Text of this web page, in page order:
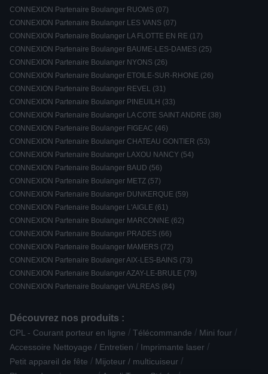
CONNEXION Partenaire Boulanger RUOMS (07)
CONNEXION Partenaire Boulanger LES VANS (07)
CONNEXION Partenaire Boulanger LA FLOTTE EN RE (17)
CONNEXION Partenaire Boulanger BAUME-LES-DAMES (25)
CONNEXION Partenaire Boulanger NYONS (26)
CONNEXION Partenaire Boulanger ETOILE-SUR-RHONE (26)
CONNEXION Partenaire Boulanger REVEL (31)
CONNEXION Partenaire Boulanger PINEUILH (33)
CONNEXION Partenaire Boulanger LA COTE SAINT ANDRE (38)
CONNEXION Partenaire Boulanger FIGEAC (46)
CONNEXION Partenaire Boulanger CHATEAU GONTIER (53)
CONNEXION Partenaire Boulanger LAXOU NANCY (54)
CONNEXION Partenaire Boulanger BAUD (56)
CONNEXION Partenaire Boulanger METZ (57)
CONNEXION Partenaire Boulanger DUNKERQUE (59)
CONNEXION Partenaire Boulanger L'AIGLE (61)
CONNEXION Partenaire Boulanger MARCONNE (62)
CONNEXION Partenaire Boulanger PRADES (66)
CONNEXION Partenaire Boulanger MAMERS (72)
CONNEXION Partenaire Boulanger AIX-LES-BAINS (73)
CONNEXION Partenaire Boulanger AZAY-LE-BRULE (79)
CONNEXION Partenaire Boulanger VALREAS (84)
Découvrez nos produits :
CPL - Courant porteur en ligne / Télécommande / Mini four /
Accessoire Nettoyage / Entretien / Imprimante laser /
Petit appareil de fête / Mijoteur / multicuiseur /